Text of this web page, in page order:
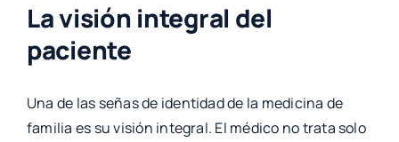
La visión integral del
paciente
Una de las señas de identidad de la medicina de
familia es su visión integral. El médico no trata solo